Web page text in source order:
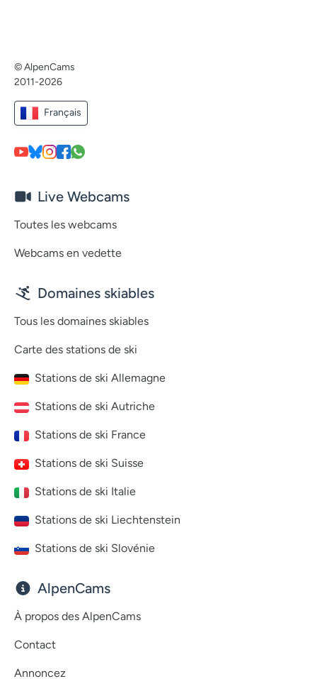
© AlpenCams
2011-2026
Français
Live Webcams
Toutes les webcams
Webcams en vedette
Domaines skiables
Tous les domaines skiables
Carte des stations de ski
Stations de ski Allemagne
Stations de ski Autriche
Stations de ski France
Stations de ski Suisse
Stations de ski Italie
Stations de ski Liechtenstein
Stations de ski Slovénie
AlpenCams
À propos des AlpenCams
Contact
Annoncez